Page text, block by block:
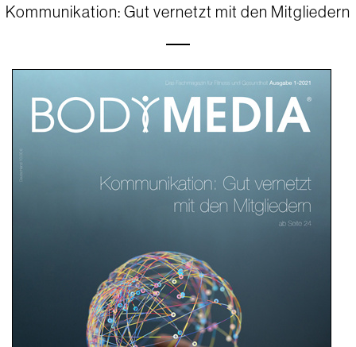
Kommunikation: Gut vernetzt mit den Mitgliedern